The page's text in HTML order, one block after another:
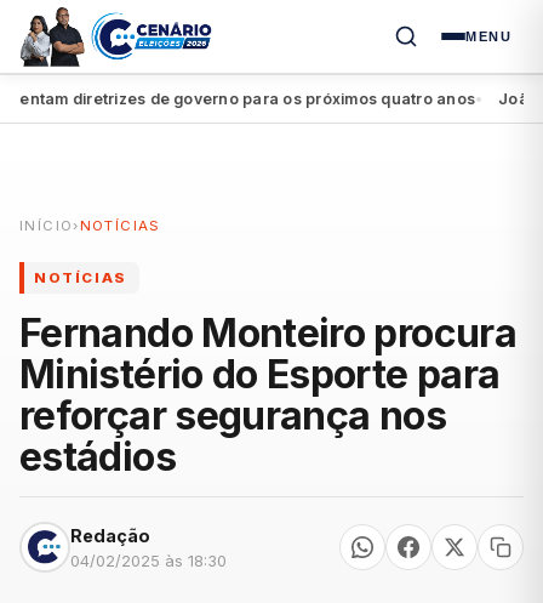
MENU
diretrizes de governo para os próximos quatro anos● João
INÍCIO ›NOTÍCIAS
NOTÍCIAS
Fernando Monteiro procura
Ministério do Esporte para
reforçar segurança nos
estádios
Redação
04/02/2025 às 18:30